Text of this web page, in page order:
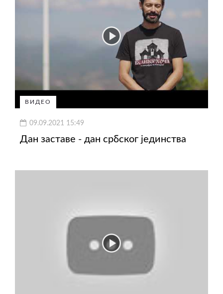
ВИДЕО
09.09.2021 15:49
Дан заставе - дан србског јединства